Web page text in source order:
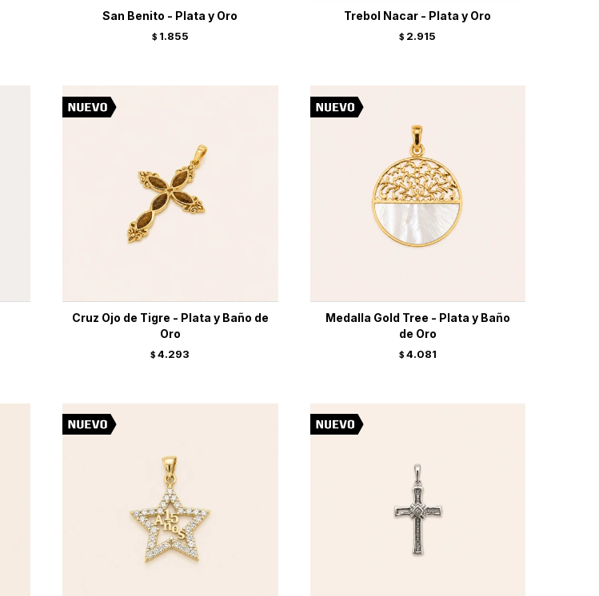
San Benito - Plata y Oro
$ 1.855
Trebol Nacar - Plata y Oro
$ 2.915
Cruz Ojo de Tigre - Plata y Baño de
Oro
$ 4.293
Medalla Gold Tree - Plata y Baño
de Oro
$ 4.081